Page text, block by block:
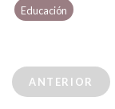
Educación
ANTERIOR